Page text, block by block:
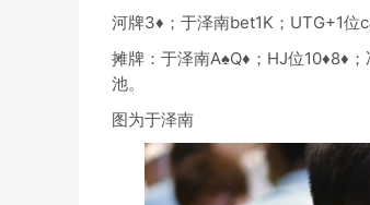
河牌3♦；于泽南bet1K；UTG+1位
摊牌：于泽南A♠Q♦；HJ位10♦8♦
池。
图为于泽南